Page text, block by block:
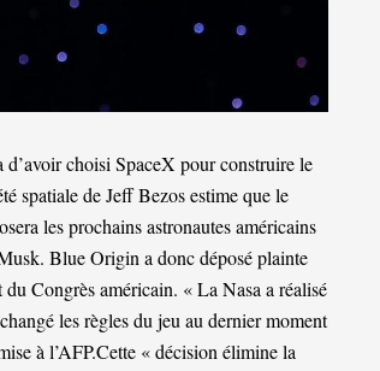
choisi SpaceX pour construire le
spatiale de Jeff Bezos estime que le
les prochains astronautes américains
Blue Origin a donc déposé plainte
Congrès américain. « La Nasa a réalisé
les règles du jeu au dernier moment
à l’AFP.Cette « décision élimine la